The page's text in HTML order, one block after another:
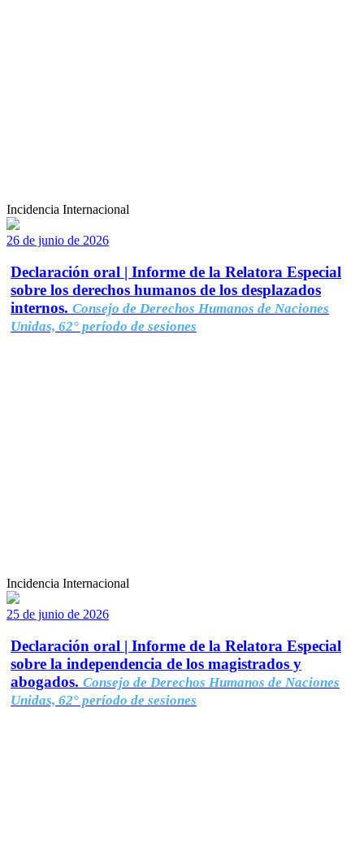
Incidencia Internacional
26 de junio de 2026
Declaración oral | Informe de la Relatora Especial
sobre los derechos humanos de los desplazados
internos. Consejo de Derechos Humanos de Naciones
Unidas, 62° período de sesiones
Incidencia Internacional
25 de junio de 2026
Declaración oral | Informe de la Relatora Especial
sobre la independencia de los magistrados y
abogados. Consejo de Derechos Humanos de Naciones
Unidas, 62° período de sesiones